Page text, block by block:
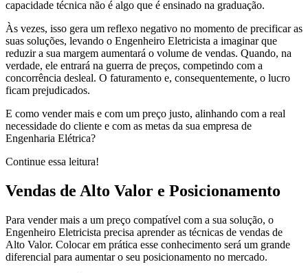
capacidade técnica não é algo que é ensinado na graduação.
Às vezes, isso gera um reflexo negativo no momento de precificar as
suas soluções, levando o Engenheiro Eletricista a imaginar que
reduzir a sua margem aumentará o volume de vendas. Quando, na
verdade, ele entrará na guerra de preços, competindo com a
concorrência desleal. O faturamento e, consequentemente, o lucro
ficam prejudicados.
E como vender mais e com um preço justo, alinhando com a real
necessidade do cliente e com as metas da sua empresa de
Engenharia Elétrica?
Continue essa leitura!
Vendas de Alto Valor e Posicionamento
Para vender mais a um preço compatível com a sua solução, o
Engenheiro Eletricista precisa aprender as técnicas de vendas de
Alto Valor. Colocar em prática esse conhecimento será um grande
diferencial para aumentar o seu posicionamento no mercado.